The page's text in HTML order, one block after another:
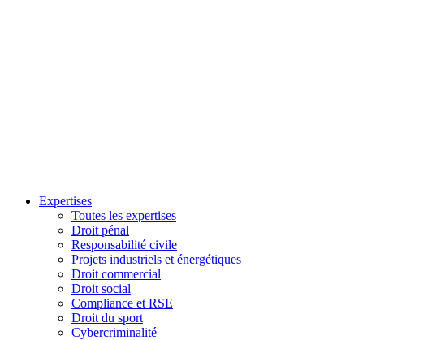
Expertises
Toutes les expertises
Droit pénal
Responsabilité civile
Projets industriels et énergétiques
Droit commercial
Droit social
Compliance et RSE
Droit du sport
Cybercriminalité